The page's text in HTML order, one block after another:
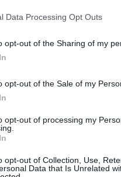
Data Processing Opt Outs
opt-out of the Sharing of my
opt-out of the Sale of my
opt-out of processing my
opt-out of Collection, Use,
Data that Is Unrelated